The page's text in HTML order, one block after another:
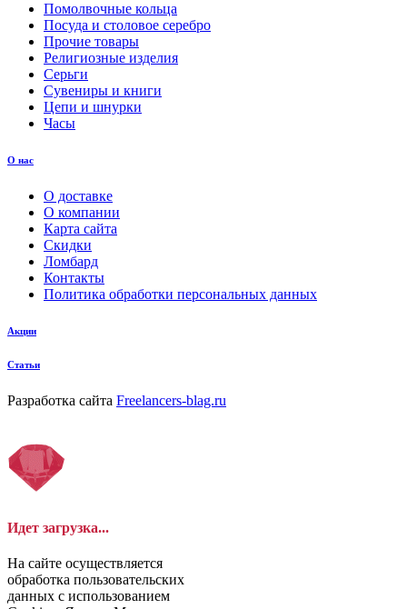
Помолвочные кольца
Посуда и столовое серебро
Прочие товары
Религиозные изделия
Серьги
Сувениры и книги
Цепи и шнурки
Часы
О нас
О доставке
О компании
Карта сайта
Скидки
Ломбард
Контакты
Политика обработки персональных данных
Акции
Статьи
Разработка сайта Freelancers-blag.ru
Идет загрузка...
На сайте осуществляется
обработка пользовательских
данных с использованием